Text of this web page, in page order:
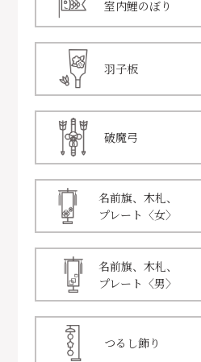
室内鯉のぼり
羽子板
破魔弓
名前旗、木札、
プレート〈女〉
名前旗、木札、
プレート〈男〉
つるし飾り